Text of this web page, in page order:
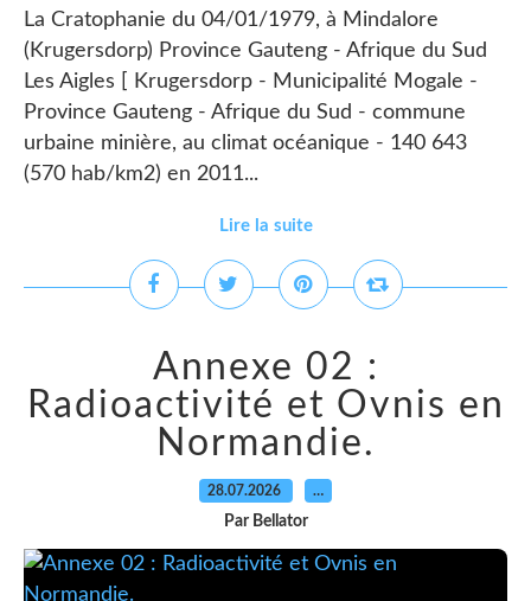
La Cratophanie du 04/01/1979, à Mindalore
(Krugersdorp) Province Gauteng - Afrique du Sud
Les Aigles [ Krugersdorp - Municipalité Mogale -
Province Gauteng - Afrique du Sud - commune
urbaine minière, au climat océanique - 140 643
(570 hab/km2) en 2011...
Lire la suite
Annexe 02 :
Radioactivité et Ovnis en
Normandie.
28.07.2026 …
Par Bellator